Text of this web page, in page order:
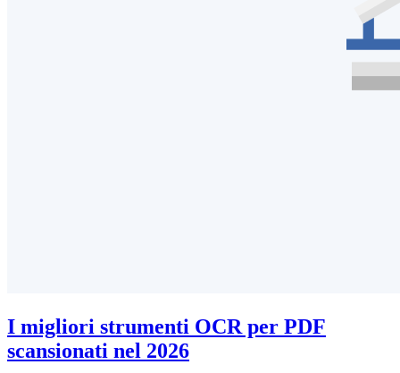
I migliori strumenti OCR per PDF
scansionati nel 2026